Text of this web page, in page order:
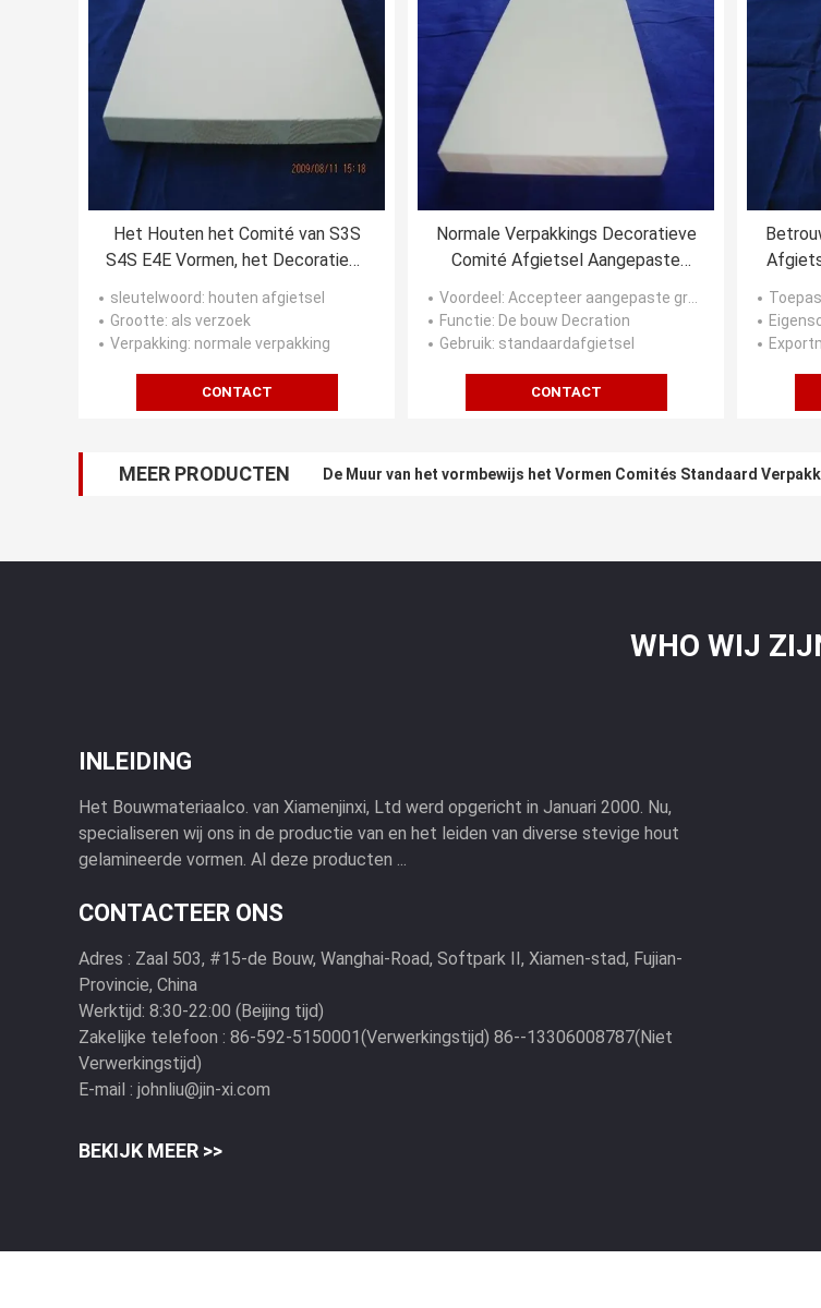
Het Houten het Comité van S3S
S4S E4E Vormen, het Decoratieve
de Versiering van DG6205 Vormen
sleutelwoord: houten afgietsel
Grootte: als verzoek
Verpakking: normale verpakking
CONTACT
Normale Verpakkings Decoratieve
Comité Afgietsel Aangepaste
Grootte DG6204
Voordeel : Accepteer aangepaste grootte
Functie: De bouw Decration
Gebruik: standaardafgietsel
CONTACT
MEER PRODUCTEN De Muur van het vormbewijs het Vormen Comités Standaard
WHO WIJ
INLEIDING
Het Bouwmateriaalco. van Xiamenjinxi, Ltd werd opgericht in Januari 2000. Nu,
specialiseren wij ons in de productie van en het leiden van diverse stevige hout
gelamineerde vormen. Al deze producten ...
CONTACTEER ONS
Adres : Zaal 503, #15-de Bouw, Wanghai-Road, Softpark II, Xiamen-stad, Fujian-
Provincie, China
Werktijd: 8:30-22:00 (Beijing tijd)
Zakelijke telefoon : 86-592-5150001(Verwerkingstijd) 86--13306008787(Niet
Verwerkingstijd)
E-mail : johnliu@jin-xi.com
BEKIJK MEER >>